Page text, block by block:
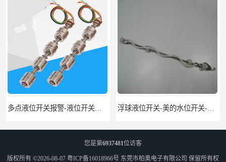
多点液位开关报警-液位开关公司-柏奥 浮球液位开关-美的水位开关-水位计定制-柏奥
您是第6937481位访客
版权所有 ©2026-08-07 粤ICP备16018966号 东莞市柏奥电子有限公司 保留所有权